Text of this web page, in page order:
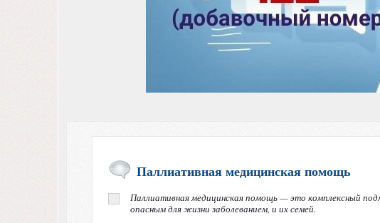
Паллиативная медицинская помощь
Паллиативная медицинская помощь — это комплексный
опасным для жизни заболеванием, и их семей.